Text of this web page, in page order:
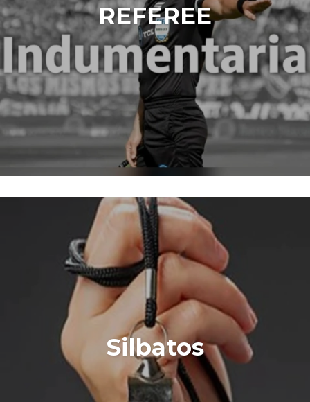
REFEREE
Silbatos